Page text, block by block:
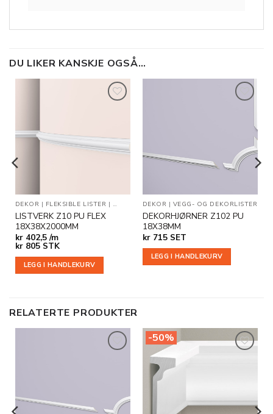
DU LIKER KANSKJE OGSÅ…
ønskeliste
DEKOR | FLEKSIBLE LISTER | VEGG- OG DEKORLISTER
LISTVERK Z10 PU FLEX
18X38X2000MM
kr402,5 /m
kr805 STK
LEGG I HANDLEKURV
DEKOR | VEGG- OG DEKORLISTER
DEKORHJØRNER Z102 PU
18X38MM
kr715 SET
LEGG I HANDLEKURV
DEKORLISTER
RELATERTE PRODUKTER
-50%